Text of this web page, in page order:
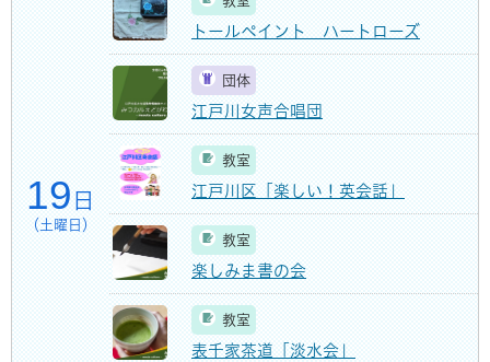
19 日
（土曜日）
トールペイント ハートローズ
団体
江戸川女声合唱団
教室
江戸川区「楽しい！英会話」
教室
楽しみま書の会
教室
表千家茶道「淡水会」